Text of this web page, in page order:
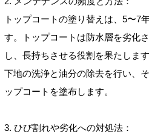
トップコートの塗り替えは、5〜7
す。トップコートは防水層を劣化
し、長持ちさせる役割を果たしま
下地の洗浄と油分の除去を行い、
ップコートを塗布します。
3. ひび割れや劣化への対処法：